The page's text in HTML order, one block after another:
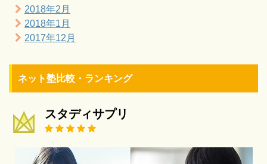
2018年2月
2018年1月
2017年12月
ネット塾比較・ランキング
スタディサプリ